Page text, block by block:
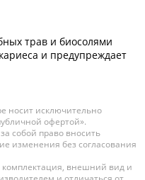
трав и биосолями
и предупреждает
носит исключительно
офертой».
собой право вносить
изменения без согласования
комплектация, внешний вид и